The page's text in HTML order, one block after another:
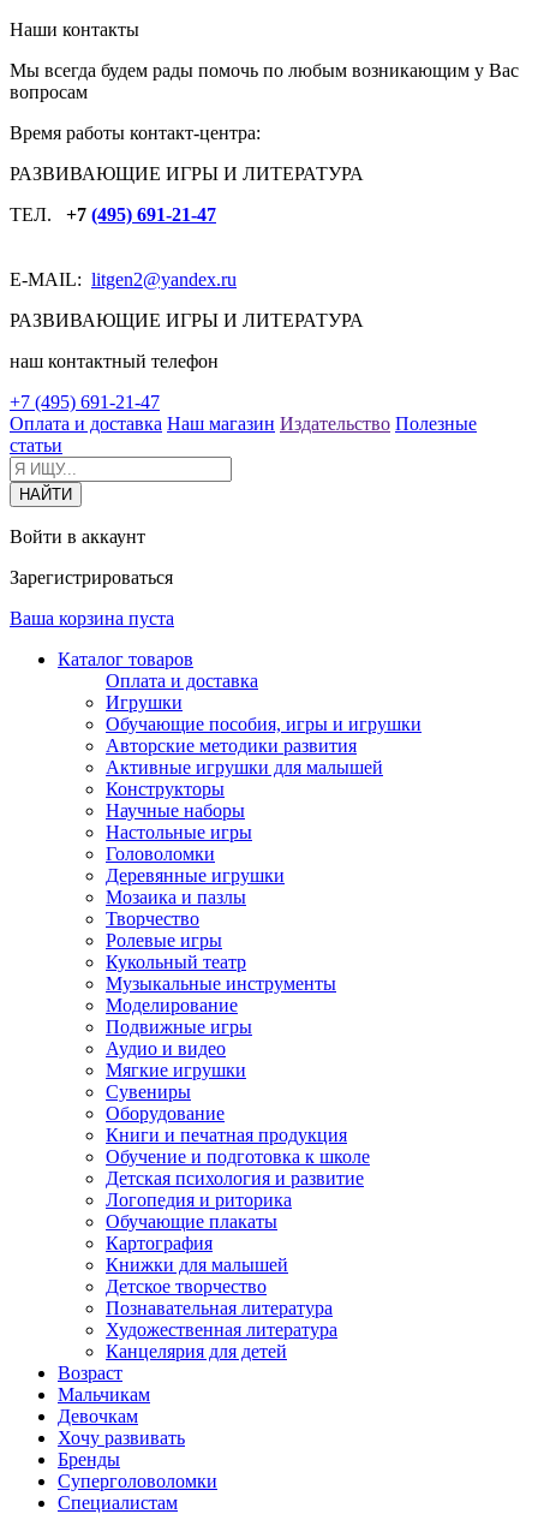
Наши контакты
Мы всегда будем рады помочь по любым возникающим у Вас
вопросам
Время работы контакт-центра:
РАЗВИВАЮЩИЕ ИГРЫ И ЛИТЕРАТУРА
ТЕЛ. +7 (495) 691-21-47
E-MAIL: litgen2@yandex.ru
РАЗВИВАЮЩИЕ ИГРЫ И ЛИТЕРАТУРА
наш контактный телефон
+7 (495) 691-21-47
Оплата и доставка Наш магазин Издательство Полезные
статьи
Войти в аккаунт
Зарегистрироваться
Ваша корзина пуста
Каталог товаров
Оплата и доставка
Игрушки
Обучающие пособия, игры и игрушки
Авторские методики развития
Активные игрушки для малышей
Конструкторы
Научные наборы
Настольные игры
Головоломки
Деревянные игрушки
Мозаика и пазлы
Творчество
Ролевые игры
Кукольный театр
Музыкальные инструменты
Моделирование
Подвижные игры
Аудио и видео
Мягкие игрушки
Сувениры
Оборудование
Книги и печатная продукция
Обучение и подготовка к школе
Детская психология и развитие
Логопедия и риторика
Обучающие плакаты
Картография
Книжки для малышей
Детское творчество
Познавательная литература
Художественная литература
Канцелярия для детей
Возраст
Мальчикам
Девочкам
Хочу развивать
Бренды
Суперголоволомки
Специалистам